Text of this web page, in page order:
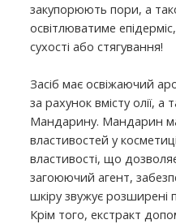
закупорюють пори, а
освітлюватиме
сухості або стягування!
Засіб має освіжаючий
за рахунок вмісту олії, а
Мандарину. Мандарин
властивостей у
властивості, що
загоюючий агент,
шкіру звужує розширені
Крім того, екстракт